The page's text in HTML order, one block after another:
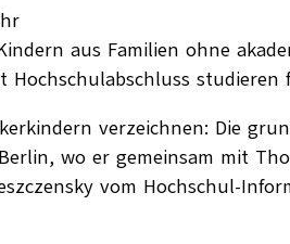
aus Familien ohne
verzeichnen: Die
wo er gemeinsam mit
vom Hochschul-